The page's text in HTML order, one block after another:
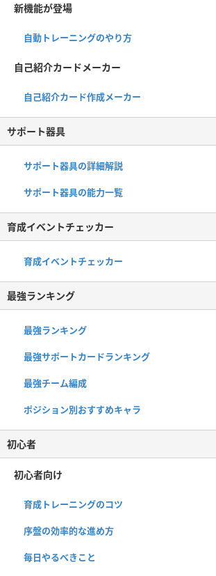
新機能が登場
自動トレーニングのやり方
自己紹介カードメーカー
自己紹介カード作成メーカー
サポート器具
サポート器具の詳細解説
サポート器具の能力一覧
育成イベントチェッカー
育成イベントチェッカー
最強ランキング
最強ランキング
最強サポートカードランキング
最強チーム編成
ポジション別おすすめキャラ
初心者
初心者向け
育成トレーニングのコツ
序盤の効率的な進め方
毎日やるべきこと